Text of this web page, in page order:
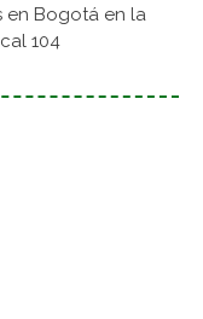
en Bogotá en la
104